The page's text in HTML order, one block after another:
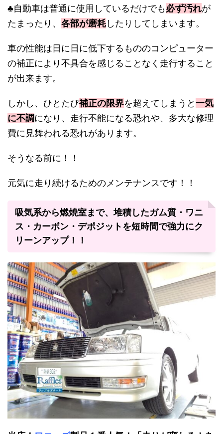
♣自動車は普通に使用しているだけでも必ず汚れが
たまったり、 各部が磨耗したりしてしまいます。
車の性能は日に日に低下するもののコンピューター
の補正により不具合を感じることなく走行すること
が出来ます。
しかし、ひとたび補正の限界を超えてしまうと一気
に不調になり、走行不能になる恐れや、多大な修理
費に見舞われる恐れがあります。
そうなる前に！！
元気に走り続けるためのメンテナンスです！！
吸気系から燃焼室まで、堆積したガム質・ワニ
ス・カーボン・デポジットを短時間で強力にク
リーンアップ！！